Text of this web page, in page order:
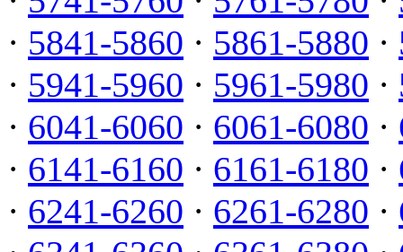
· 5841-5860 · 5861-5880 ·
· 5941-5960 · 5961-5980 ·
· 6041-6060 · 6061-6080 ·
· 6141-6160 · 6161-6180 ·
· 6241-6260 · 6261-6280 ·